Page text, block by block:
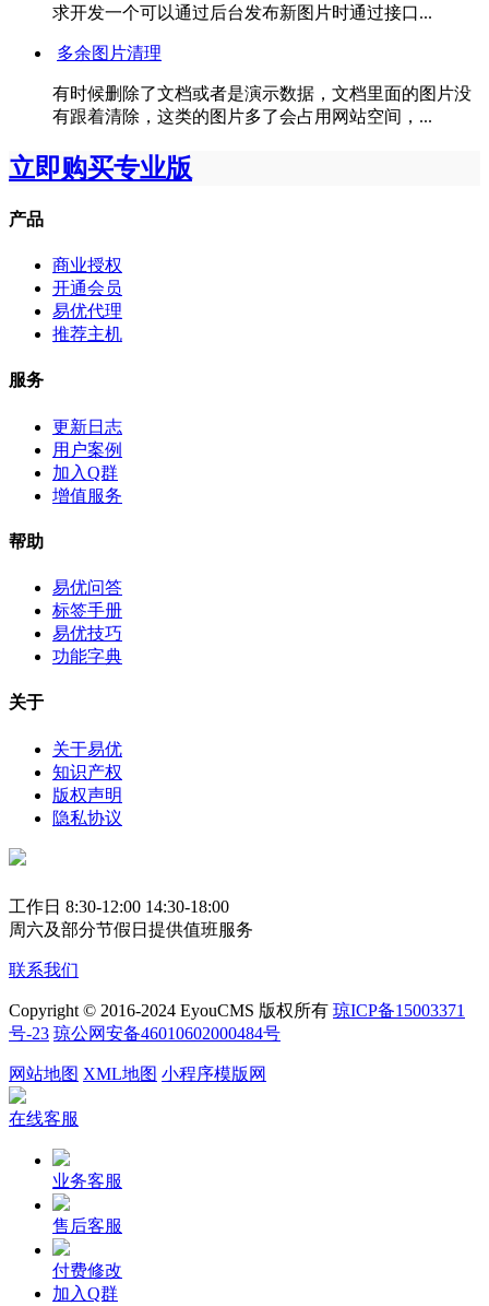
求开发一个可以通过后台发布新图片时通过接口...
多余图片清理
有时候删除了文档或者是演示数据，文档里面的图片没
有跟着清除，这类的图片多了会占用网站空间，...
立即购买专业版
产品
商业授权
开通会员
易优代理
推荐主机
服务
更新日志
用户案例
加入Q群
增值服务
帮助
易优问答
标签手册
易优技巧
功能字典
关于
关于易优
知识产权
版权声明
隐私协议
工作日 8:30-12:00 14:30-18:00
周六及部分节假日提供值班服务
联系我们
Copyright © 2016-2024 EyouCMS 版权所有 琼ICP备15003371
号-23 琼公网安备46010602000484号
网站地图 XML地图 小程序模版网
在线客服
业务客服
售后客服
付费修改
加入Q群